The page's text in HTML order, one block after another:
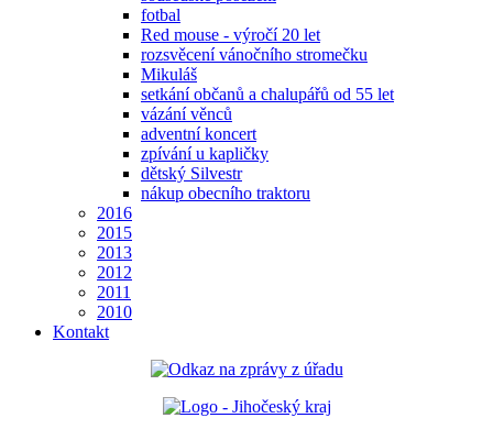
fotbal
Red mouse - výročí 20 let
rozsvěcení vánočního stromečku
Mikuláš
setkání občanů a chalupářů od 55 let
vázání věnců
adventní koncert
zpívání u kapličky
dětský Silvestr
nákup obecního traktoru
2016
2015
2013
2012
2011
2010
Kontakt